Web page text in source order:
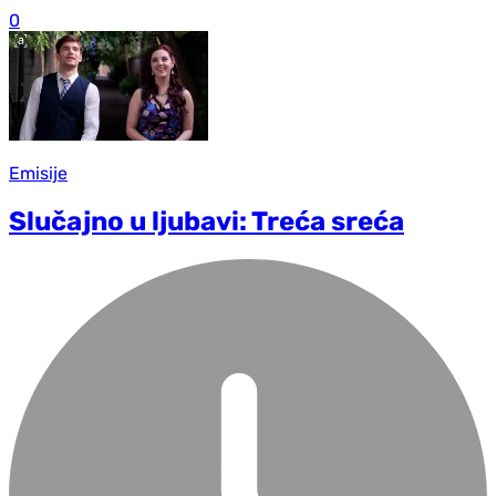
0
Emisije
Slučajno u ljubavi: Treća sreća